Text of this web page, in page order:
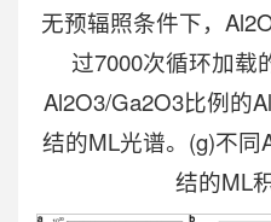
无预辐照条件下，
过7000次循环加载
Al2O3/Ga2O3比例的
结的ML光谱。(g)不同
结的ML